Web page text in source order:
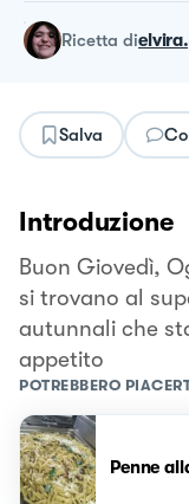
ricetta di
Salva
Introduzione
Buon Giovedì,
si trovano al
autunnali che
appetito
POTREBBERO
Penne